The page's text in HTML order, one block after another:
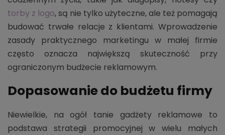
torby z logo, są nie tylko użyteczne, ale też pomagają
budować trwałe relacje z klientami. Wprowadzenie
zasady praktycznego marketingu w małej firmie
często oznacza największą skuteczność przy
ograniczonym budżecie reklamowym.
Dopasowanie do budżetu firmy
Niewielkie, na ogół tanie gadżety reklamowe to
podstawa strategii promocyjnej w wielu małych